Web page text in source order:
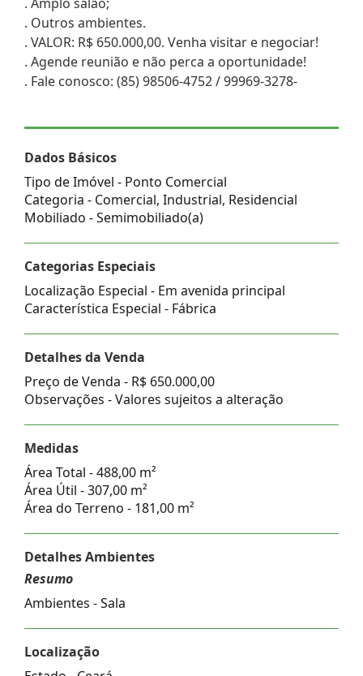
. Outros ambientes.
. VALOR: R$ 650.000,00. Venha visitar e negociar!
. Agende reunião e não perca a oportunidade!
. Fale conosco: (85) 98506-4752 / 99969-3278-
Dados Básicos
Tipo de Imóvel - Ponto Comercial
Categoria - Comercial, Industrial, Residencial
Mobiliado - Semimobiliado(a)
Categorias Especiais
Localização Especial - Em avenida principal
Característica Especial - Fábrica
Detalhes da Venda
Preço de Venda - R$ 650.000,00
Observações - Valores sujeitos a alteração
Medidas
Área Total - 488,00 m²
Área Útil - 307,00 m²
Área do Terreno - 181,00 m²
Detalhes Ambientes
Resumo
Ambientes - Sala
Localização